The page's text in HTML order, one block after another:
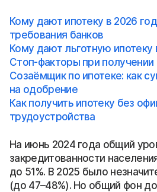
Кому дают ипотеку в 2026
требования банков
Кому дают льготную ипотеку
Стоп-факторы при
Созаёмщик по ипотеке: как
на одобрение
Как получить ипотеку без
трудоустройства
На июнь 2024 года общий
закредитованности
до 51%. В 2025 было
(до 47–48%). Но общий фон